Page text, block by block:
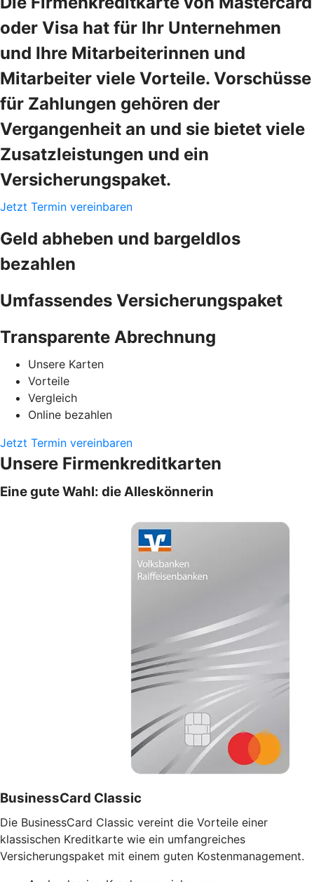
oder Visa hat für Ihr Unternehmen
und Ihre Mitarbeiterinnen und
Mitarbeiter viele Vorteile. Vorschüsse
für Zahlungen gehören der
Vergangenheit an und sie bietet viele
Zusatzleistungen und ein
Versicherungspaket.
Jetzt Termin vereinbaren
Geld abheben und bargeldlos
bezahlen
Umfassendes Versicherungspaket
Transparente Abrechnung
Unsere Karten
Vorteile
Vergleich
Online bezahlen
Jetzt Termin vereinbaren
Unsere Firmenkreditkarten
Eine gute Wahl: die Alleskönnerin
BusinessCard Classic
Die BusinessCard Classic vereint die Vorteile einer
klassischen Kreditkarte wie ein umfangreiches
Versicherungspaket mit einem guten Kostenmanagement.